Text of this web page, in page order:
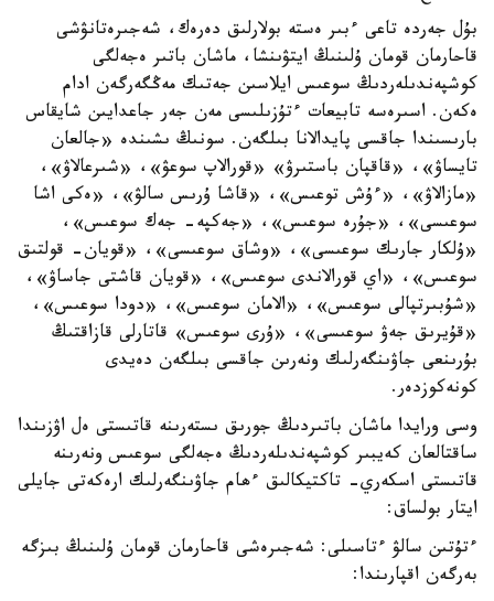
بۇل جەردە تاعى ءبىر ەستە بولارلىق دەرەك، شەجىرەتانۋشى
قاحارمان قومان ۇلىنىڭ ايتۋىنشا، ماشان باتىر ەجەلگى
كوشپەندىلەردىڭ سوعىس ايلاسىن جەتىك مەڭگەرگەن ادام
ەكەن. اسىرەسە تابيعات ءتۇزىلىسى مەن جەر جاعدايىن شايقاس
بارىسىندا جاقسى پايدالانا بىلگەن. سونىڭ ىشىندە «جالعان
تايساۋ»، «قاقپان باستىرۋ» «قورالاپ سوعۋ»، «شىرعالاۋ»،
«مازالاۋ»، «ءۇش توعىس»، «قاشا ۇرىس سالۋ»، «ەكى اشا
سوعىسى»، «جۇرە سوعىس»، «جەكپە- جەك سوعىس»،
«ۇلكار جارىك سوعىسى»، «وشاق سوعىسى»، «قويان- قولتىق
سوعىس»، «اي قورالاندى سوعىس»، «قويان قاشتى جاساۋ»،
«شۇبىرتپالى سوعىس»، «الامان سوعىس»، «دودا سوعىس»،
«قۇيرىق جەۋ سوعىسى»، «ۇرى سوعىس» قاتارلى قازاقتىڭ
بۇرىنعى جاۋىنگەرلىك ونەرىن جاقسى بىلگەن دەيدى
كونەكوزدەر.
وسى ورايدا ماشان باتىردىڭ جورىق ىستەرىنە قاتىستى ەل اۋزىندا
ساقتالعان كەيبىر كوشپەندىلەردىڭ ەجەلگى سوعىس ونەرىنە
قاتىستى اسكەري- تاكتيكالىق ءھام جاۋىنگەرلىك ارەكەتى جايلى
ايتار بولساق:
ءتۇتىن سالۋ ءتاسىلى: شەجىرەشى قاحارمان قومان ۇلىنىڭ بىزگە
بەرگەن اقپارىندا: